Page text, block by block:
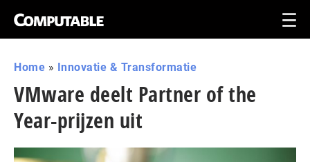
Home » Innovatie & Transformatie
VMware deelt Partner of the
Year-prijzen uit